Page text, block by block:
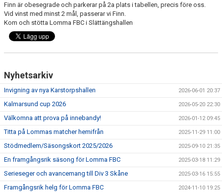
Finn är obesegrade och parkerar på 2a plats i tabellen, precis före oss.
Vid vinst med minst 2 mål, passerar vi Finn.
Kom och stötta Lomma FBC i Slättängshallen
Nyhetsarkiv
Invigning av nya Karstorpshallen 2026-06-01 20:37
Kalmarsund cup 2026 2026-05-20 22:30
Välkomna att prova på innebandy! 2026-01-12 09:45
Titta på Lommas matcher hemifrån 2025-11-29 11:00
Stödmedlem/Säsongskort 2025/2026 2025-09-10 21:35
En framgångsrik säsong för Lomma FBC 2025-03-18 11:29
Serieseger och avancemang till Div 3 Skåne 2025-03-16 15:55
Framgångsrik helg för Lomma FBC 2024-11-10 19:25